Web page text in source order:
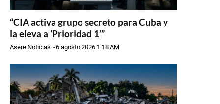
“CIA activa grupo secreto para Cuba y
la eleva a ‘Prioridad 1’”
Asere Noticias -6 agosto 2026 1:18 AM